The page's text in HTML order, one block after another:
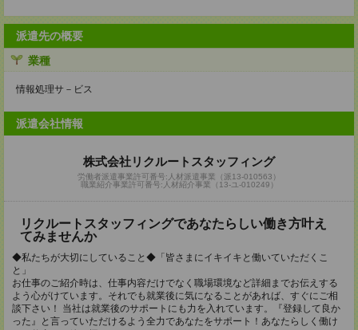
派遣先の概要
業種
情報処理サ－ビス
派遣会社情報
株式会社リクルートスタッフィング
労働者派遣事業許可番号:人材派遣事業（派13-010563）
職業紹介事業許可番号:人材紹介事業（13-ユ-010249）
リクルートスタッフィングであなたらしい働き方叶え
てみませんか
◆私たちが大切にしていること◆「皆さまにイキイキと働いていただくこ
と」
お仕事のご紹介時は、仕事内容だけでなく職場環境など詳細までお伝えする
よう心がけています。それでも就業後に気になることがあれば、すぐにご相
談下さい！ 当社は就業後のサポートにも力を入れています。『登録して良か
った』と言っていただけるよう全力であなたをサポート！あなたらしく働け